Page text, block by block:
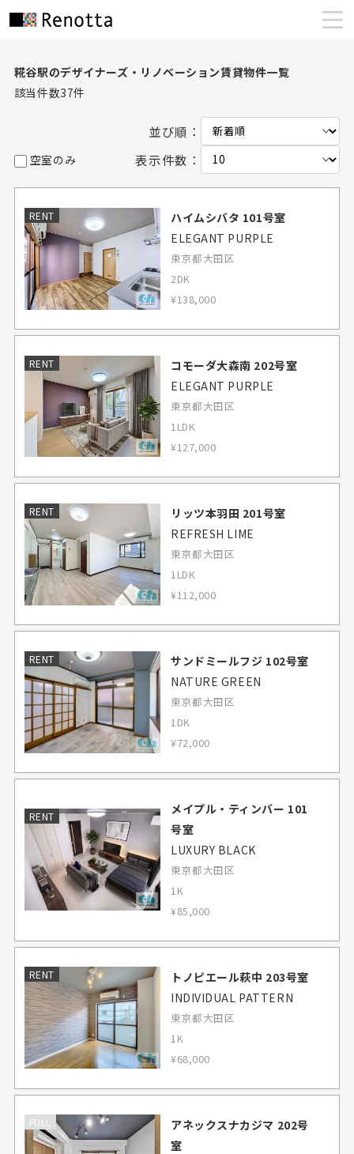
糀谷駅のデザイナーズ・リノベーション賃貸物件一覧
該当件数37件
並び順：
空室のみ 表示件数：
RENT
ハイムシバタ 101号室
ELEGANT PURPLE
東京都大田区
2DK
¥138,000
RENT
コモーダ大森南 202号室
ELEGANT PURPLE
東京都大田区
1LDK
¥127,000
RENT
リッツ本羽田 201号室
REFRESH LIME
東京都大田区
1LDK
¥112,000
RENT
サンドミールフジ 102号室
NATURE GREEN
東京都大田区
1DK
¥72,000
RENT
メイプル・ティンバー 101
号室
LUXURY BLACK
東京都大田区
1K
¥85,000
RENT
トノピエール萩中 203号室
INDIVIDUAL PATTERN
東京都大田区
1K
¥68,000
FULL
アネックスナカジマ 202号
室